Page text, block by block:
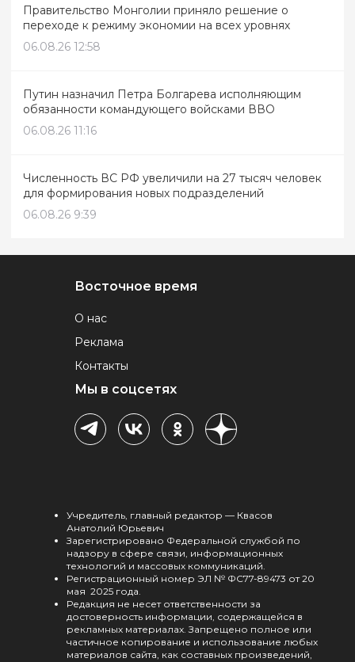
Правительство Монголии приняло решение о
переходе к режиму экономии на всех уровнях
06.08.26 12:58
Путин назначил Петра Болгарева исполняющим
обязанности командующего войсками ВВО
06.08.26 11:16
Численность ВС РФ увеличили на 27 тысяч человек
для формирования новых подразделений
06.08.26 9:39
Восточное время
О нас
Реклама
Контакты
Мы в соцсетях
Учредитель, главный редактор — Квасов
Анатолий Юрьевич
Зарегистрировано Федеральной службой по
надзору в сфере связи, информационных
технологий и массовых коммуникаций.
Регистрационный номер ЭЛ № ФС77-89473 от 20
мая 2025 года.
Редакция не несет ответственности за
достоверность информации, содержащейся в
рекламных материалах. Запрещено полное или
частичное копирование и использование любых
материалов сайта, как составных произведений,